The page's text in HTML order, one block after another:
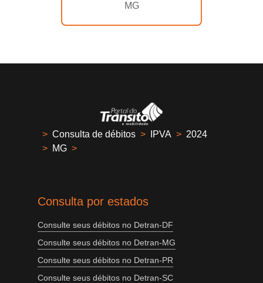
MG
> Consulta de débitos > IPVA > 2024
> MG >
Consulta por estados
Consulte seus débitos no Detran-DF
Consulte seus débitos no Detran-MG
Consulte seus débitos no Detran-PR
Consulte seus débitos no Detran-SC